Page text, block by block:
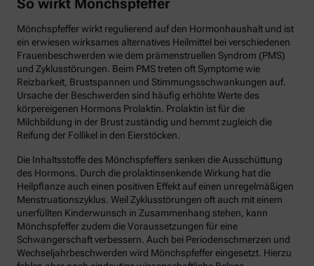
So wirkt Mönchspfeffer
Mönchspfeffer wirkt regulierend auf den Hormonhaushalt und ist
ein erwiesen wirksames alternatives Heilmittel bei verschiedenen
Frauenbeschwerden wie dem prämenstruellen Syndrom (PMS)
und Zyklusstörungen. Beim PMS treten oft Symptome wie
Reizbarkeit, Brustspannen und Stimmungsschwankungen auf.
Ursache der Beschwerden sind häufig erhöhte Werte des
körpereigenen Hormons Prolaktin. Prolaktin ist für die
Milchbildung in der Brust zuständig und hemmt zugleich die
Reifung der Follikel in den Eierstöcken.
Die Inhaltsstoffe des Mönchspfeffers senken die Ausschüttung
des Hormons. Durch die prolaktinsenkende Wirkung hat die
Heilpflanze auch einen positiven Effekt auf einen unregelmäßigen
Menstruationszyklus. Weil Zyklusstörungen oft auch mit einem
unerfüllten Kinderwunsch in Zusammenhang stehen, kann
Mönchspfeffer zudem die Voraussetzungen für eine
Schwangerschaft verbessern. Auch bei Periodenschmerzen und
Wechseljahrbeschwerden wird Mönchspfeffer eingesetzt. Hierzu